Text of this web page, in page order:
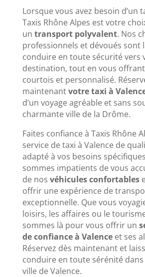
Lorsque vous avez besoin d’un
Taxis Rhône Alpes est votre
un transport polyvalent. Nos
professionnels et dévoués sont
conduire en toute sécurité vers
destination, tout en vous
courtois et personnalisé.
maintenantvotre taxi à
d’un voyage agréable et sans
charmante ville de la Drôme.
Faites confiance à Taxis Rhône
service de taxi à Valence de
adapté à vos besoins
sommes impatients de vous
de nos véhicules confortables
offrir une expérience de
exceptionnelle. Que vous
loisirs, les affaires ou le
sommes là pour vous offrir un
de confiance à Valenceet ses
Réservez dès maintenant et
conduire en toute sérénité
ville de Valence.